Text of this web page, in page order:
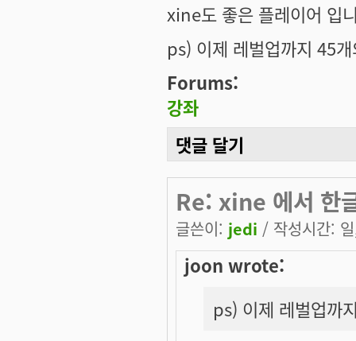
xine도 좋은 플레이어 입
ps) 이제 레벌업까지 45
Forums:
강좌
댓글 달기
Re: xine 에서 한
글쓴이: jedi / 작성시간:
joon wrote:
ps) 이제 레벌업까